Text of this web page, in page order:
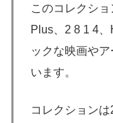
このコレクシ
Plus、2 8 1 4
ックな映画や
います。
コレクション